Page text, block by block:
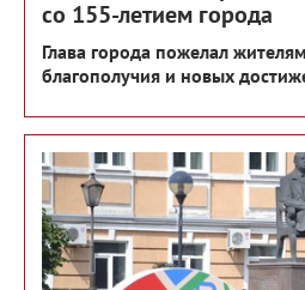
со 155-летием города
Глава города пожелал
благополучия и новых